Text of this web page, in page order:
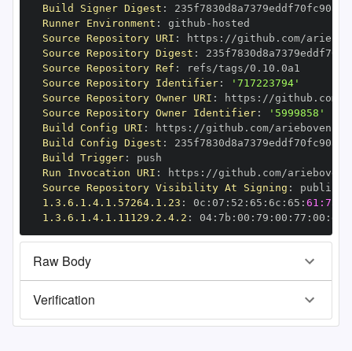
Build Signer Digest :
Runner Environment : github -
Source Repository URI : https :
Source Repository Digest :
Source Repository Ref :
Source Repository Identifier:
'717223794'
Source Repository Owner URI : https :
Source Repository Owner Identifier:
'5999858'
Build Config URI : https :
Build Config Digest :
Build Trigger:
Run Invocation URI : https :
Source Repository Visibility At Signing :
1.3.6.1.4.1.57264.1.23 : 0c : 07 : 52 : 65 : 6c : 65 :
1.3.6.1.4.1.11129.2.4.2 : 04: 7b : 00 : 79 : 00 : 77 : 00 : dd
Raw Body
Verification